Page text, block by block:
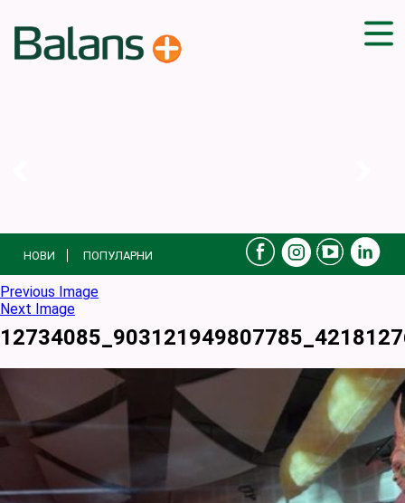
БЛОГ
ПРОИЗВОДИ
НОВИ ПОПУЛАРНИ
Previous Image
Next Image